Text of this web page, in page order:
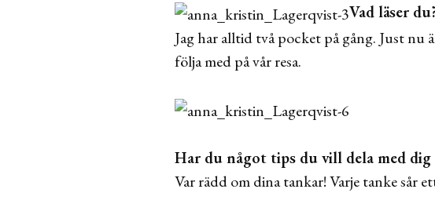
Vad läser
Jag har alltid två pocket på gång. Just nu
följa med på vår resa.
Har du något tips du vill dela med dig
Var rädd om dina tankar! Varje tanke sår